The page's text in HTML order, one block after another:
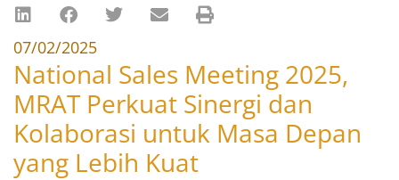
07/02/2025
National Sales Meeting 2025,
MRAT Perkuat Sinergi dan
Kolaborasi untuk Masa Depan
yang Lebih Kuat